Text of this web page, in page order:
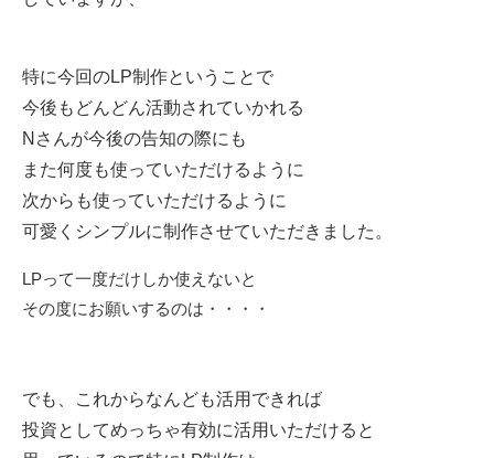
特に今回のLP制作ということで
今後もどんどん活動されていかれる
Nさんが今後の告知の際にも
また何度も使っていただけるように
次からも使っていただけるように
可愛くシンプルに制作させていただきました。
LPって一度だけしか使えないと
その度にお願いするのは・・・・
でも、これからなんども活用できれば
投資としてめっちゃ有効に活用いただけると